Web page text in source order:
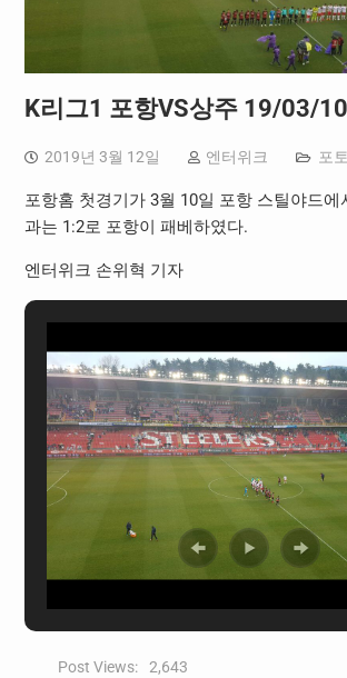
K리그1 포항VS상주 19/03/10
2019년 3월 12일 엔터위크 포토
포항홈 첫경기가 3월 10일 포항 스틸야드에
과는 1:2로 포항이 패베하였다.
엔터위크 손위혁 기자
Post Views: 2,643